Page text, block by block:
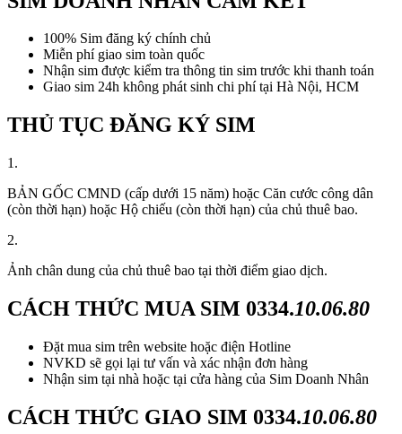
100% Sim đăng ký chính chủ
Miễn phí giao sim toàn quốc
Nhận sim được kiểm tra thông tin sim trước khi thanh toán
Giao sim 24h không phát sinh chi phí tại Hà Nội, HCM
THỦ TỤC ĐĂNG KÝ SIM
1.
BẢN GỐC CMND (cấp dưới 15 năm) hoặc Căn cước công dân
(còn thời hạn) hoặc Hộ chiếu (còn thời hạn) của chủ thuê bao.
2.
Ảnh chân dung của chủ thuê bao tại thời điểm giao dịch.
CÁCH THỨC MUA SIM 0334.10.06.80
Đặt mua sim trên website hoặc điện Hotline
NVKD sẽ gọi lại tư vấn và xác nhận đơn hàng
Nhận sim tại nhà hoặc tại cửa hàng của Sim Doanh Nhân
CÁCH THỨC GIAO SIM 0334.10.06.80